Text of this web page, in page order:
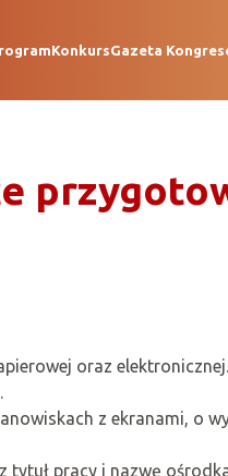
KonkursGazeta
oraz elektronicznej.
z ekranami, o
pracy i nazwę